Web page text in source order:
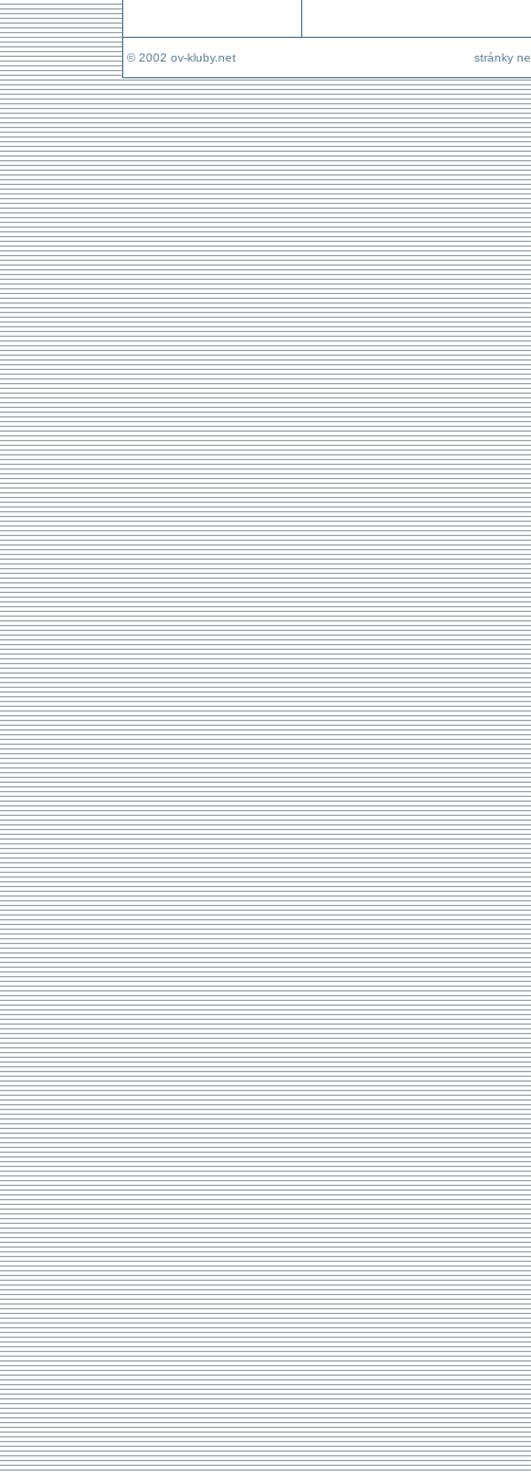
© 2002 ov-kluby.net stránky